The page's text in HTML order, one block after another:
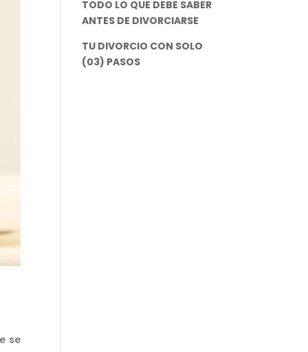
se
TODO LO QUE DEBE SABER
ANTES DE DIVORCIARSE
TU DIVORCIO CON SOLO
(03) PASOS